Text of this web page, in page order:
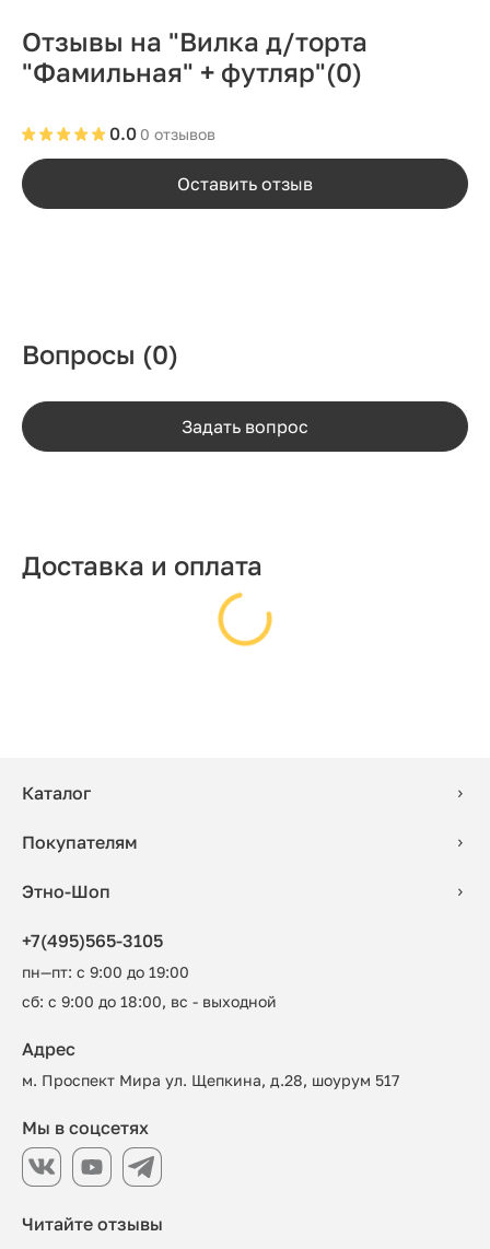
Отзывы на "Вилка д/торта
"Фамильная" + футляр"(0)
0 отзывов
0.0
Оставить отзыв
Вопросы (0)
Задать вопрос
Доставка и оплата
Каталог
Покупателям
Этно-Шоп
+7(495)565-3105
пн—пт: с 9:00 до 19:00
сб: с 9:00 до 18:00, вс - выходной
Читайте отзывы
Адрес
м. Проспект Мира ул. Щепкина, д.28, шоурум 517
Мы в соцсетях